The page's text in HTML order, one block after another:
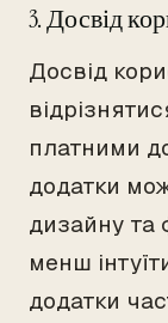
3. Досвід
Досвід
платними
додатки
дизайну та
менш
додатки